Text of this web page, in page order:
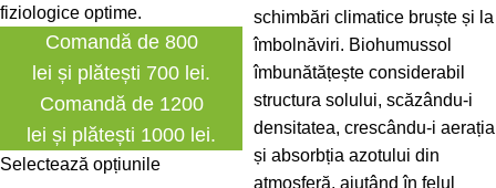
fiziologice optime.
Comandă de 800
lei și plătești 700 lei.
Comandă de 1200
lei și plătești 1000 lei.
Selectează opțiunile
schimbări climatice bruște și la
îmbolnăviri. Biohumussol
îmbunătățește considerabil
structura solului, scăzându-i
densitatea, crescându-i aerația
și absorbția azotului din
atmosferă, ajutând în felul